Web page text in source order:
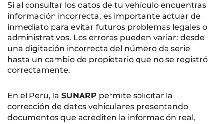
Si al consultar los datos de tu vehículo encuentras
información incorrecta, es importante actuar de
inmediato para evitar futuros problemas legales o
administrativos. Los errores pueden variar: desde
una digitación incorrecta del número de serie
hasta un cambio de propietario que no se registró
correctamente.
En el Perú, la SUNARP permite solicitar la
corrección de datos vehiculares presentando
documentos que acrediten la información real,